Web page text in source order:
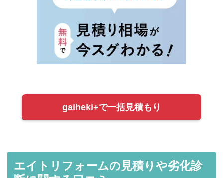
gaiheki+で一括見積もり
エイトリフォームの見積りや劣化診